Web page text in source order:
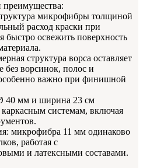
преимущества:
микрофибры толщиной
расход краски при
быстро освежить поверхность
структура ворса оставляет
без ворсинок, полос и
важно при финишной
40 мм и ширина 23 см
системам, включая
микрофибра 11 мм одинаково
работая с
и латексными составами.